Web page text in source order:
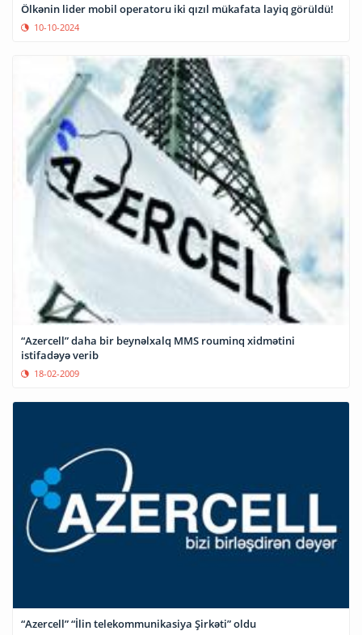
Ölkənin lider mobil operatoru iki qızıl mükafata layiq görüldü!
10-10-2024
“Azercell” daha bir beynəlxalq MMS rouminq xidmətini
istifadəyə verib
18-02-2009
“Azercell” “İlin telekommunikasiya Şirkəti” oldu